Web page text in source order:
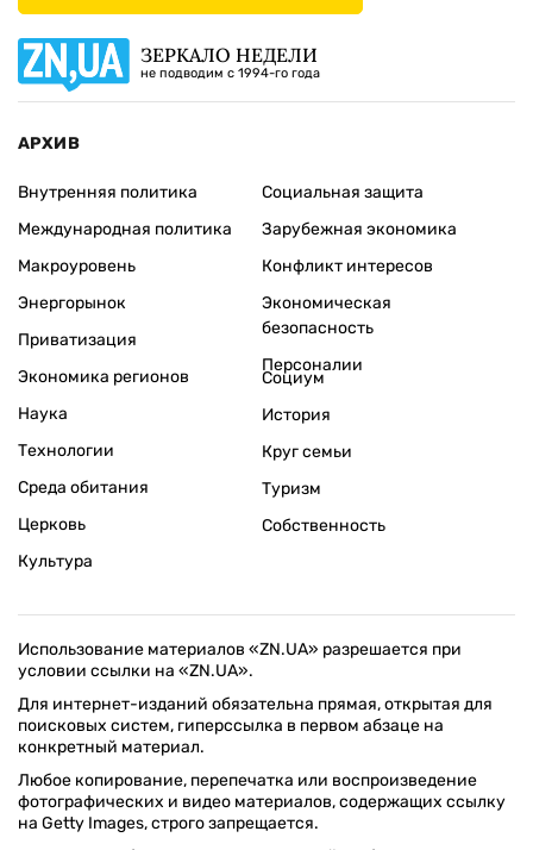
ЗЕРКАЛО НЕДЕЛИ
не подводим с 1994-го года
АРХИВ
Внутренняя политика
Международная политика
Макроуровень
Энергорынок
Приватизация
Экономика регионов
Социальная защита
Зарубежная экономика
Конфликт интересов
Экономическая
безопасность
Персоналии
Наука
Технологии
Среда обитания
Церковь
Культура
Социум
История
Круг семьи
Туризм
Собственность
Использование материалов «ZN.UA» разрешается при
условии ссылки на «ZN.UA».
Для интернет-изданий обязательна прямая, открытая для
поисковых систем, гиперссылка в первом абзаце на
конкретный материал.
Любое копирование, перепечатка или воспроизведение
фотографических и видео материалов, содержащих ссылку
на Getty Images, строго запрещается.